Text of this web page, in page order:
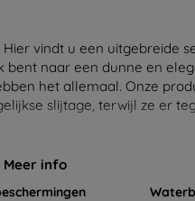
vindt u een uitgebreide
naar een dunne en
het allemaal. Onze
slijtage, terwijl ze er
accessoires te kijken
die het verdient!
Meer info